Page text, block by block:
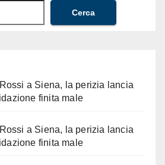
Cerca
a Siena, la perizia lancia
finita male
a Siena, la perizia lancia
finita male